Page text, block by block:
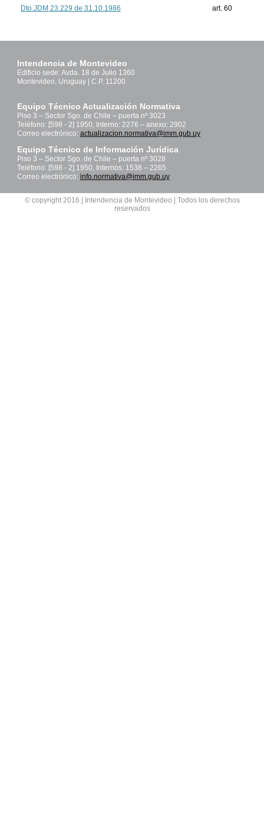
Dto.JDM 23.229 de 31.10.1986 art. 60
Intendencia de Montevideo
Edificio sede: Avda. 18 de Julio 1360
Montevideo, Uruguay | C.P. 11200
Equipo Técnico Actualización Normativa
Piso 3 – Sector Sgo. de Chile – puerta nº 3023
Teléfono: [598 - 2] 1950, Interno: 2276 – anexo: 2902
Correo electrónico: actualizacion.normativa@imm.gub.uy
Equipo Técnico de Información Jurídica
Piso 3 – Sector Sgo. de Chile – puerta nº 3028
Teléfono: [598 - 2] 1950, Internos: 1538 – 2265
Correo electrónico: info.normativa@imm.gub.uy
© copyright 2016 | Intendencia de Montevideo | Todos los derechos
reservados